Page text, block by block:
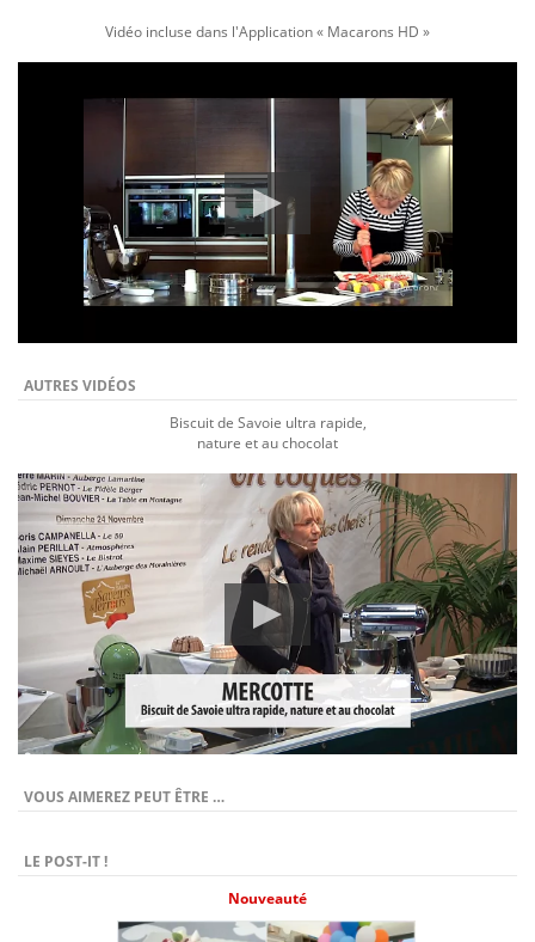
Vidéo incluse dans l'Application « Macarons HD »
AUTRES VIDÉOS
Biscuit de Savoie ultra rapide,
nature et au chocolat
VOUS AIMEREZ PEUT ÊTRE …
LE POST-IT !
Nouveauté